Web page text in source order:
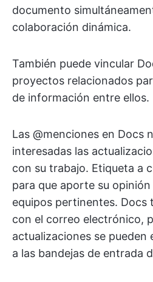
documento
colaboración dinámica.
También puede vincular
proyectos relacionados
de información entre ellos.
Las @menciones en Docs
interesadas las
con su trabajo. Etiqueta a
para que aporte su
equipos pertinentes. Docs
con el correo electrónico,
actualizaciones se
a las bandejas de entrada